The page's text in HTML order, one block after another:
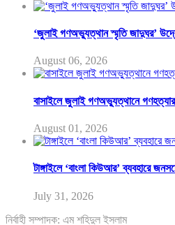
‘জুলাই গণঅভ্যুত্থান স্মৃতি জাদুঘর’
August 06, 2026
বাসাইলে জুলাই গণঅভ্যুত্থানে গণহত্যার
August 01, 2026
টাঙ্গাইলে ‘বাংলা কিউআর’ ব্যবহারে
July 31, 2026
নির্বাহী সম্পাদক: এম শহিদুল ইসলাম